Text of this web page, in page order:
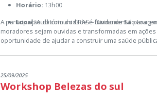
Horário: 13h00
Local:Auditório do CRAS – Divino de São
A participação da comunidade é fundamental para
moradores sejam ouvidas e transformadas em
oportunidade de ajudar a construir uma saúde
25/09/2025
Workshop Belezas do sul